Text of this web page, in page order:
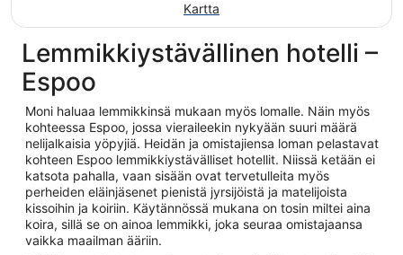
Kartta
Lemmikkiystävällinen hotelli –
Espoo
Moni haluaa lemmikkinsä mukaan myös lomalle. Näin myös
kohteessa Espoo, jossa vieraileekin nykyään suuri määrä
nelijalkaisia yöpyjiä. Heidän ja omistajiensa loman pelastavat
kohteen Espoo lemmikkiystävälliset hotellit. Niissä ketään ei
katsota pahalla, vaan sisään ovat tervetulleita myös
perheiden eläinjäsenet pienistä jyrsijöistä ja matelijoista
kissoihin ja koiriin. Käytännössä mukana on tosin miltei aina
koira, sillä se on ainoa lemmikki, joka seuraa omistajaansa
vaikka maailman ääriin.